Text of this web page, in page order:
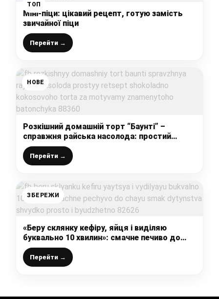
ТОП
Міні-піци: цікавий рецепт, готую замість
звичайної піци
Перейти →
НОВЕ
Розкішний домашній торт “Баунті” –
справжня райська насолода: простий
рецепт шоколадно-кокосового торта, за
мотивами знаменитого батончика
Перейти →
ЗБЕРЕЖИ
«Беру склянку кефіру, яйця і виділяю
буквально 10 хвилин»: смачне печиво до
чаю «Смак дитинства» – швидко, просто і
бюджетно
Перейти →